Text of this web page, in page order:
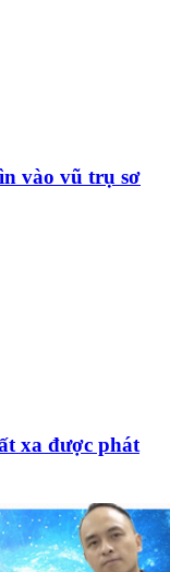
vào vũ trụ sơ
xa được phát